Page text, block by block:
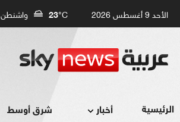
الأحد 9 أغسطس 2026 23°C واشنطن
الرئيسية أخبار شرق أوسط